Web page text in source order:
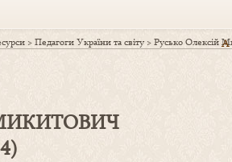
>Педагоги України та світу >Русько ОлексійA